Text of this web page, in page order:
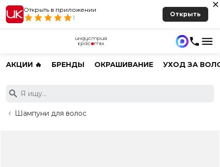
Открыть в приложении
1
Открыть
АКЦИИ 🔥 БРЕНДЫ ОКРАШИВАНИЕ УХОД ЗА
Шампуни для волос